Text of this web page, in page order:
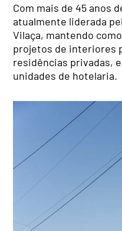
Com mais de 45 anos
atualmente liderada
Vilaça, mantendo
projetos de interiores
residências privadas,
unidades de hotelaria.